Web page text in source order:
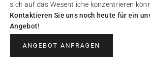
sich auf das Wesentliche konzentrieren
Kontaktieren Sie uns noch heute für ein
Angebot!
ANGEBOT ANFRAGEN